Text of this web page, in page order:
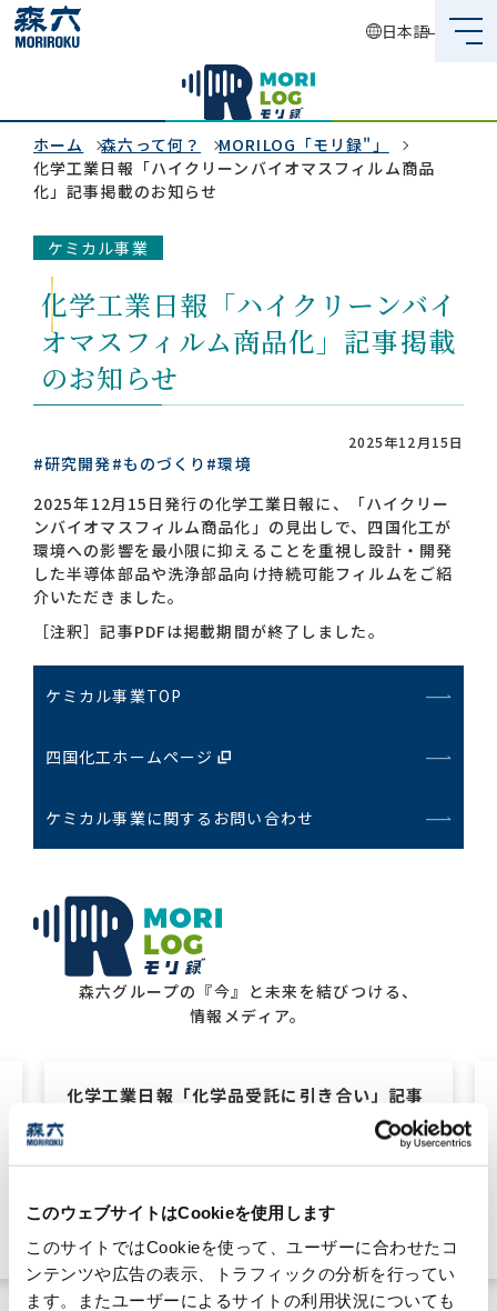
このウェブサイトはCookieを使用します
このサイトではCookieを使って、ユーザーに合わせたコ
ンテンツや広告の表示、トラフィックの分析を行ってい
ます。またユーザーによるサイトの利用状況についても
日本語
企業情報
事業内容
サステナビリティ
投資家情報
採用情報
グローバルネットワーク
お問い合わせ一覧
おすすめキーワード
ホーム 森六って何？
MORILOG「モリ録"」
化学工業日報「ハイクリーンバイオマスフィルム商品
化」記事掲載のお知らせ
ケミカル事業
化学工業日報「ハイクリーンバイ
オマスフィルム商品化」記事掲載
のお知らせ
2025年12月15日
#研究開発#ものづくり #環境
2025年12月15日発行の化学工業日報に、「ハイクリー
ンバイオマスフィルム商品化」の見出しで、四国化工が
環境への影響を最小限に抑えることを重視し設計・開発
した半導体部品や洗浄部品向け持続可能フィルムをご紹
介いただきました。
［注釈］記事PDFは掲載期間が終了しました。
ケミカル事業TOP
四国化工ホームページ
ケミカル事業に関するお問い合わせ
森六グループの『今』と未来を結びつける、
情報メディア。
化学工業日報「化学品受託に引き合い」記事
2026年7月15日
ケミカル事業